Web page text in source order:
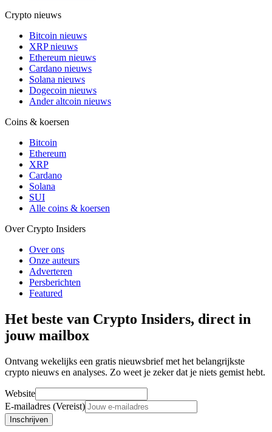
Crypto nieuws
Bitcoin nieuws
XRP nieuws
Ethereum nieuws
Cardano nieuws
Solana nieuws
Dogecoin nieuws
Ander altcoin nieuws
Coins & koersen
Bitcoin
Ethereum
XRP
Cardano
Solana
SUI
Alle coins & koersen
Over Crypto Insiders
Over ons
Onze auteurs
Adverteren
Persberichten
Featured
Het beste van Crypto Insiders, direct in
jouw mailbox
Ontvang wekelijks een gratis nieuwsbrief met het belangrijkste
crypto nieuws en analyses. Zo weet je zeker dat je niets gemist hebt.
Website
E-mailadres (Vereist)
Inschrijven